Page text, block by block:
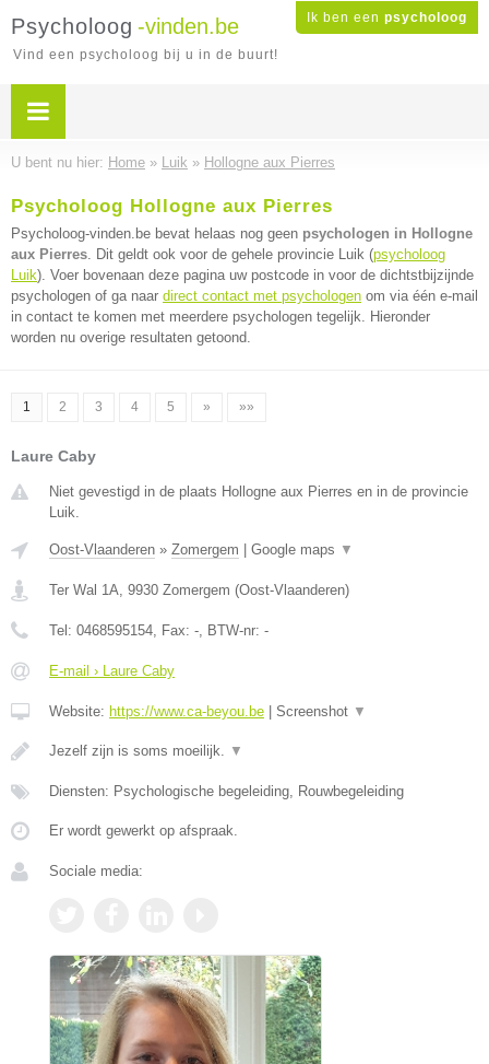
Ik ben een psycholoog
Psycholoog -vinden.be
Vind een psycholoog bij u in de buurt!
U bent nu hier: Home » Luik » Hollogne aux Pierres
Psycholoog Hollogne aux Pierres
Psycholoog-vinden.be bevat helaas nog geen psychologen in Hollogne
aux Pierres. Dit geldt ook voor de gehele provincie Luik (psycholoog
Luik). Voer bovenaan deze pagina uw postcode in voor de dichtstbijzijnde
psychologen of ga naar direct contact met psychologen om via één e-mail
in contact te komen met meerdere psychologen tegelijk. Hieronder
worden nu overige resultaten getoond.
1 2 3 4 5 » »»
Laure Caby
Niet gevestigd in de plaats Hollogne aux Pierres en in de provincie
Luik.
Oost-Vlaanderen » Zomergem Google maps ▼
Ter Wal 1A, 9930 Zomergem (Oost-Vlaanderen)
Tel: 0468595154, Fax: -, BTW-nr: -
E-mail › Laure Caby
Website: https://www.ca-beyou.be Screenshot ▼
Jezelf zijn is soms moeilijk. ▼
Diensten: Psychologische begeleiding, Rouwbegeleiding
Er wordt gewerkt op afspraak.
Sociale media: